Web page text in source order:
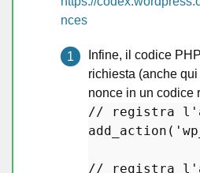
nces
Infine, il codice
richiesta (anche
nonce in un codice
// registra
add_action (
// registra